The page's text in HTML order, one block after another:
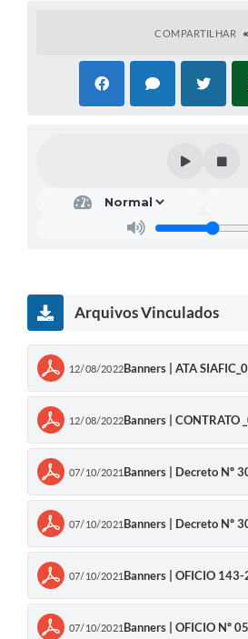
COMPARTILHAR
Arquivos Vinculados
12/08/2022Banners | ATA
12/08/2022Banners | CONTRATO
07/10/2021 Banners | Decreto Nº
07/10/2021 Banners | Decreto Nº
07/10/2021 Banners | OFICIO
07/10/2021 Banners | OFICIO Nº